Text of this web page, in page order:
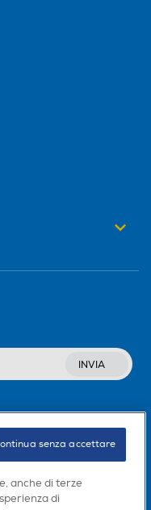
INVIA
anche di terze
di
senza accettare